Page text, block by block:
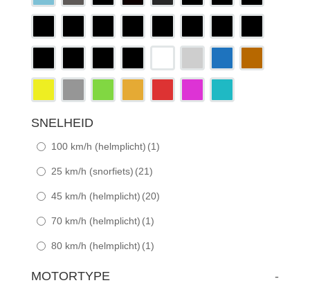
SNELHEID
100 km/h (helmplicht) (1)
25 km/h (snorfiets) (21)
45 km/h (helmplicht) (20)
70 km/h (helmplicht) (1)
80 km/h (helmplicht) (1)
MOTORTYPE -